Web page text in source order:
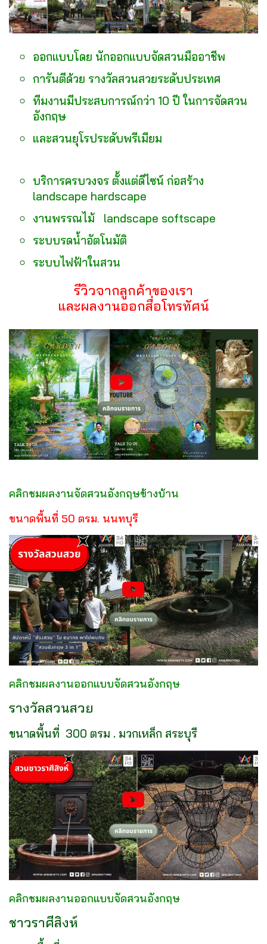
ออกแบบโดย นักออกแบบจัดสวนมืออาชีพ
การันตีด้วย รางวัลสวนสวยระดับประเทศ
ทีมงานมีประสบการณ์กว่า 10 ปี ในการจัดสวน
อังกฤษ
และสวนยุโรประดับพรีเมียม
บริการครบวงจร ตั้งแต่ดีไซน์ ก่อสร้าง
landscape hardscape
งานพรรณไม้ landscape softscape
ระบบรดน้ำอัตโนมัติ
ระบบไฟฟ้าในสวน
รีวิวจากลูกค้าของเรา
และผลงานออกสื่อโทรทัศน์
คลิกชมผลงานจัดสวนอังกฤษข้างบ้าน
ขนาดพื้นที่ 50 ตรม. นนทบุรี
คลิกชมผลงานออกแบบจัดสวนอังกฤษ
รางวัลสวนสวย
ขนาดพื้นที่ 300 ตรม . มวกเหล็ก สระบุรี
คลิกชมผลงานออกแบบจัดสวนอังกฤษ
ชาวราศีสิงห์